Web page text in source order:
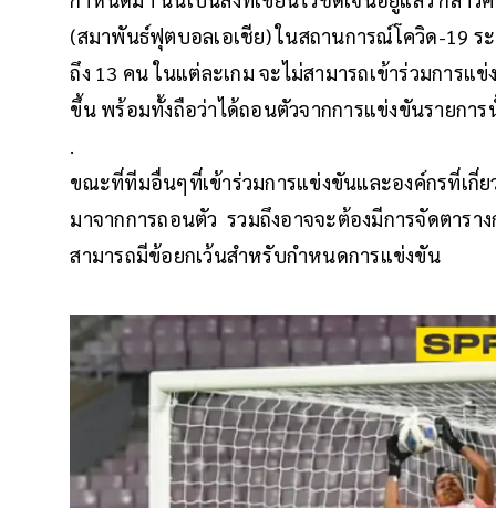
(สมาพันธ์ฟุตบอลเอเชีย) ในสถานการณ์โควิด-19
ถึง 13 คน ในแต่ละเกม จะไม่สามารถเข้าร่วมการ
ขึ้น พร้อมทั้งถือว่าได้ถอนตัวจากการแข่งขันรายกา
.
ขณะที่ทีมอื่นๆที่เข้าร่วมการแข่งขันและองค์กรที่เกี่
มาจากการถอนตัว รวมถึงอาจจะต้องมีการจัดตาร
สามารถมีข้อยกเว้นสำหรับกำหนดการแข่งขัน